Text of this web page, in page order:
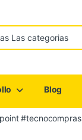
Blog
#tecnocompras